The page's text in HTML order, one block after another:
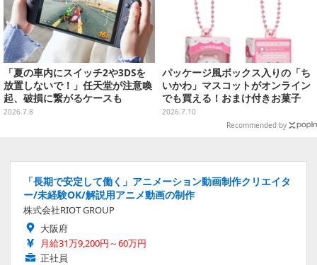
「夏の車内にスイッチ2や3DSを
放置しないで！」任天堂が注意喚
起、破損に繋がるケースも
2026.7.8
パッケージ風ボックス入りの「ち
いかわ」マスコットがオンライン
でも買える！おまけ付きお菓子
「チョコボックス」にハチワレ、
うさぎなど9人を収録
2026.7.10
Recommended by
「長期で安定して働く」アニメーション動画制作クリエイタ
ー/未経験OK/解説用アニメ動画の制作
株式会社RIOT GROUP
大阪府
月給31万9,200円～60万円
正社員